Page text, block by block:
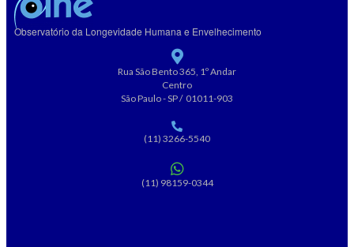
Observatório da Longevidade Humana e Envelhecimento
Rua São Bento 365, 1º Andar
Centro
São Paulo - SP / 01011-903
(11) 3266-5540
(11) 98159-0344